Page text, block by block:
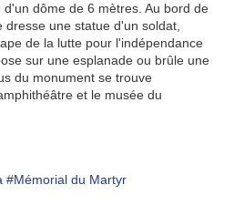
dôme de 6 mètres. Au bord de
une statue d'un soldat,
de la lutte pour l'indépendance
sur une esplanade ou brûle une
du monument se trouve
et le musée du
#Mémorial du Martyr